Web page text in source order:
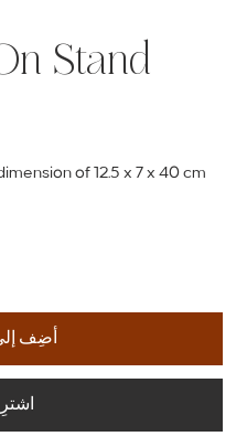
Stand
of 12.5 x 7 x 40 cm
أضِف